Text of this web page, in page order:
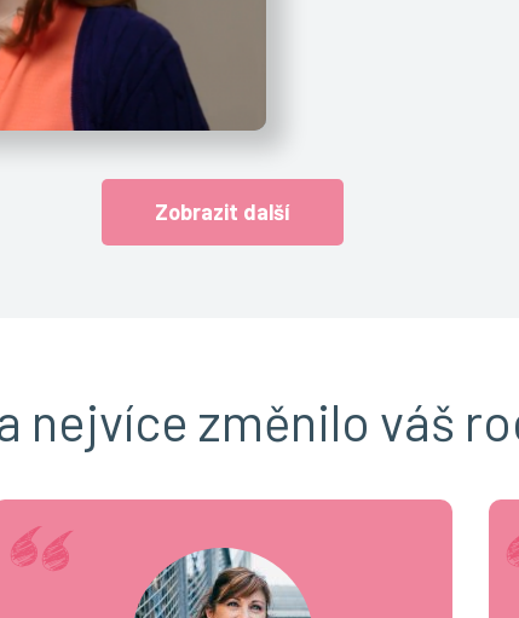
Zobrazit další
nejvíce změnilo váš